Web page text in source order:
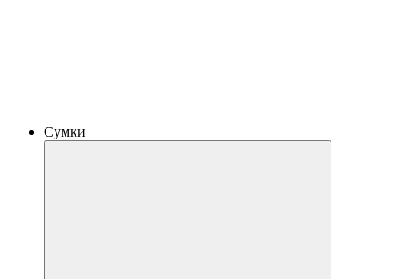
Сумки